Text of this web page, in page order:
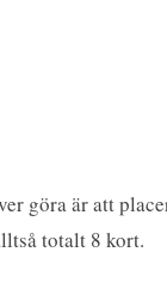
göra är att
totalt 8 kort.